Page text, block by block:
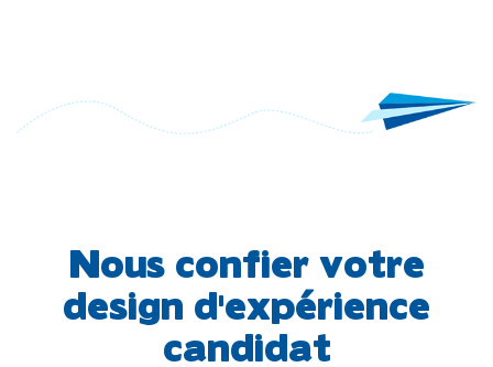
Nous confier votre
design d'expérience
candidat